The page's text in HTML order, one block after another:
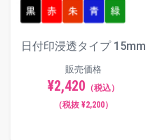
日付印浸透タイプ 15mm
販売価格
¥2,420 （税込）
（税抜 ¥2,200）